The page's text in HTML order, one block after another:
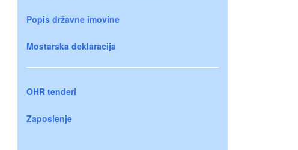
Popis državne imovine
Mostarska deklaracija
OHR tenderi
Zaposlenje